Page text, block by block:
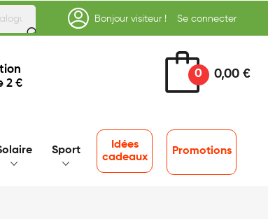
Bonjour visiteur ! Se connecter
2 €
0 0,00 €
Sport
Idées
cadeaux
Promotions